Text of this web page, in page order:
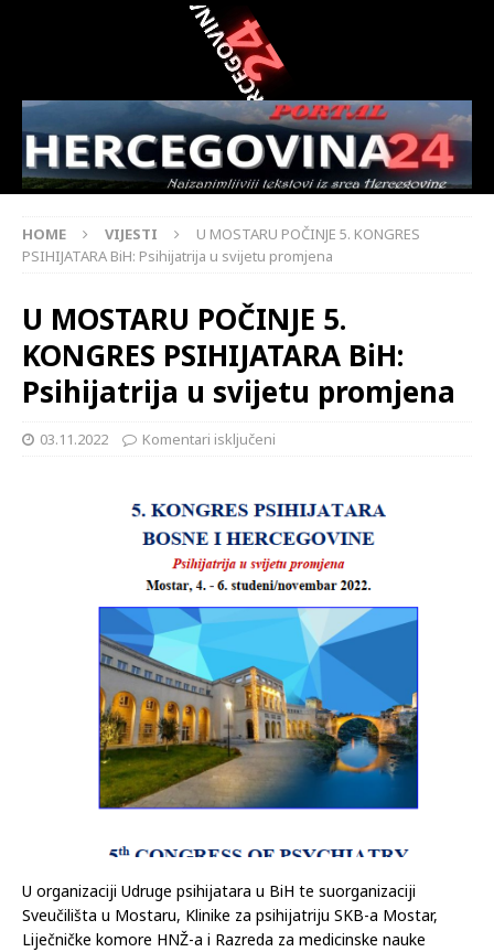
HOME VIJESTI
U MOSTARU POČINJE 5. KONGRES
PSIHIJATARA BiH: Psihijatrija u svijetu promjena
U MOSTARU POČINJE 5.
KONGRES PSIHIJATARA BiH:
Psihijatrija u svijetu promjena
03.11.2022 Komentari isključeni
U organizaciji Udruge psihijatara u BiH te suorganizaciji
Sveučilišta u Mostaru, Klinike za psihijatriju SKB-a Mostar,
Liječničke komore HNŽ-a i Razreda za medicinske nauke